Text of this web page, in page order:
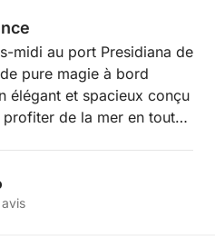
midi au port Presidiana de
pure magie à bord
élégant et spacieux conçu
de la mer en toute
coucher de soleil sur la
unes des baies les